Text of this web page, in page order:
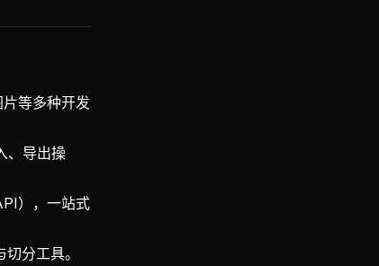
等多种开发
、导出操
），一站式
分工具。